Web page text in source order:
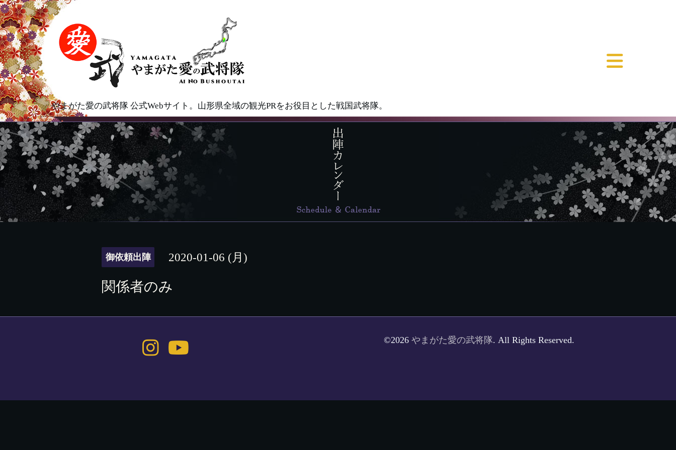
やまがた愛の武将隊 公式Webサイト。山形県全域の観光PRをお役目とした戦国武将隊。
御依頼出陣 2020-01-06 (月)
関係者のみ
©2026 やまがた愛の武将隊. All Rights Reserved.